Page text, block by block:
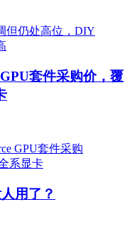
套件采购价，覆
用了？